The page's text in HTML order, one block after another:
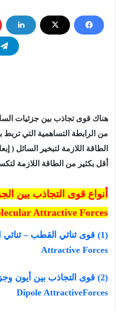
هناك قوى تجاذب بين جزئيات
من الرابطة التساھمیة التي
الطاقة اللازمة لتبخیر السائل (
أقل بكثیر من الطاقة اللازمة
أنواع قوى التجاذب بين
Attractive Forces
Attractive Forces
Dipole AttractiveForces